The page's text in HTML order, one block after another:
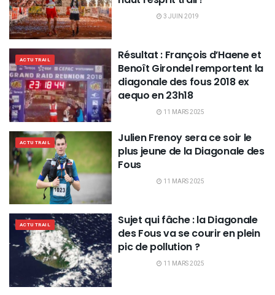
3 JUIN 2019
ACTU TRAIL
Résultat : François d’Haene et
Benoît Girondel remportent la
diagonale des fous 2018 ex
aequo en 23h18
11 MARS 2025
ACTU TRAIL
Julien Frenoy sera ce soir le
plus jeune de la Diagonale des
Fous
11 MARS 2025
ACTU TRAIL
Sujet qui fâche : la Diagonale
des Fous va se courir en plein
pic de pollution ?
11 MARS 2025